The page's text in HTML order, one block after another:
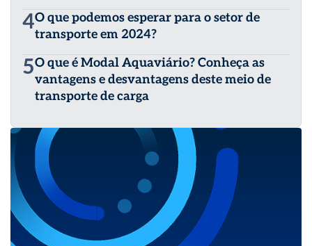
4O que podemos esperar para o setor de
transporte em 2024?
5O que é Modal Aquaviário? Conheça as
vantagens e desvantagens deste meio de
transporte de carga